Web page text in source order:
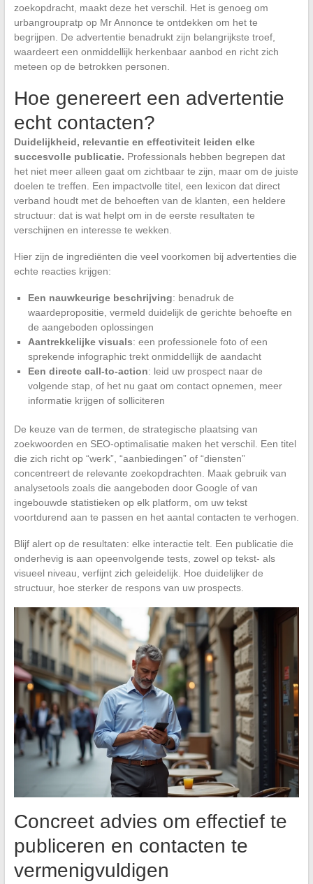
zoekopdracht, maakt deze het verschil. Het is genoeg om
urbangroupratp op Mr Annonce te ontdekken om het te
begrijpen. De advertentie benadrukt zijn belangrijkste troef,
waardeert een onmiddellijk herkenbaar aanbod en richt zich
meteen op de betrokken personen.
Hoe genereert een advertentie
echt contacten?
Duidelijkheid, relevantie en effectiviteit leiden elke
succesvolle publicatie. Professionals hebben begrepen dat
het niet meer alleen gaat om zichtbaar te zijn, maar om de juiste
doelen te treffen. Een impactvolle titel, een lexicon dat direct
verband houdt met de behoeften van de klanten, een heldere
structuur: dat is wat helpt om in de eerste resultaten te
verschijnen en interesse te wekken.
Hier zijn de ingrediënten die veel voorkomen bij advertenties die
echte reacties krijgen:
Een nauwkeurige beschrijving: benadruk de
waardepropositie, vermeld duidelijk de gerichte behoefte en
de aangeboden oplossingen
Aantrekkelijke visuals: een professionele foto of een
sprekende infographic trekt onmiddellijk de aandacht
Een directe call-to-action: leid uw prospect naar de
volgende stap, of het nu gaat om contact opnemen, meer
informatie krijgen of solliciteren
De keuze van de termen, de strategische plaatsing van
zoekwoorden en SEO-optimalisatie maken het verschil. Een titel
die zich richt op “werk”, “aanbiedingen” of “diensten”
concentreert de relevante zoekopdrachten. Maak gebruik van
analysetools zoals die aangeboden door Google of van
ingebouwde statistieken op elk platform, om uw tekst
voortdurend aan te passen en het aantal contacten te verhogen.
Blijf alert op de resultaten: elke interactie telt. Een publicatie die
onderhevig is aan opeenvolgende tests, zowel op tekst- als
visueel niveau, verfijnt zich geleidelijk. Hoe duidelijker de
structuur, hoe sterker de respons van uw prospects.
Concreet advies om effectief te
publiceren en contacten te
vermenigvuldigen